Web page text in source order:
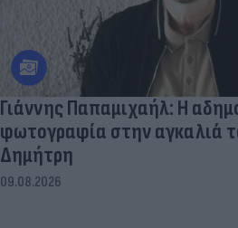
Γιάννης Παπαμιχαήλ: Η
φωτογραφία στην αγκαλιά
Δημήτρη
09.08.2026